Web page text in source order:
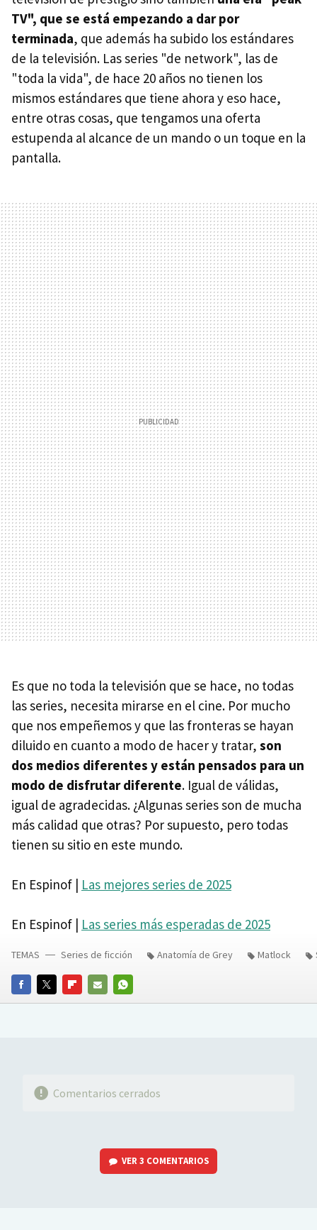
TV", que se está empezando a dar por
terminada, que además ha subido los estándares
de la televisión. Las series "de network", las de
"toda la vida", de hace 20 años no tienen los
mismos estándares que tiene ahora y eso hace,
entre otras cosas, que tengamos una oferta
estupenda al alcance de un mando o un toque en la
pantalla.
Es que no toda la televisión que se hace, no todas
las series, necesita mirarse en el cine. Por mucho
que nos empeñemos y que las fronteras se hayan
diluido en cuanto a modo de hacer y tratar, son
dos medios diferentes y están pensados para un
modo de disfrutar diferente. Igual de válidas,
igual de agradecidas. ¿Algunas series son de mucha
más calidad que otras? Por supuesto, pero todas
tienen su sitio en este mundo.
En Espinof | Las mejores series de 2025
En Espinof | Las series más esperadas de 2025
FACEBOOKTWITTERFLIPBOARD
E-
WHATSAPP
TEMAS Series de ficción Anatomía de Grey Matlock
Comentarios cerrados
VER3 COMENTARIOS